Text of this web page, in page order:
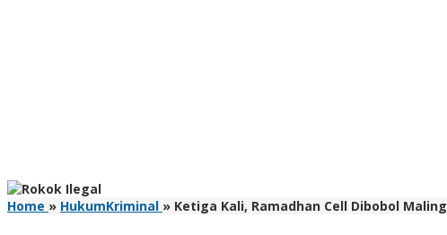
Home » HukumKriminal » Ketiga Kali, Ramadhan Cell Dibobol Maling